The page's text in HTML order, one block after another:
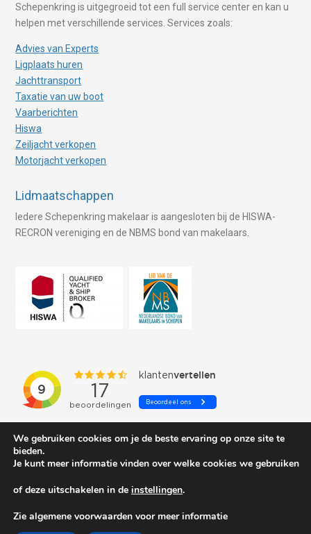
Schepenkring is uitgegroeid tot een full service center en kan u
helpen met verschillende services. Services zoals:
Advies van Experts
Ligplaats huren
Jachttransport
Taxatie van uw boot
Vaarberichten
Hiswa
Zeiljacht verkopen
Motorjacht verkopen
Lidmaatschappen
Iedere Schepenkring makelaar is aangesloten bij de HISWA-
RECRON vereniging en de NBMS bond van makelaars.
We gebruiken cookies om je de beste ervaring op onze site te
bieden.
Je kunt meer informatie vinden over welke cookies we gebruiken
of deze uitschakelen in de instellingen.
Zie algemene voorwaarden voor meer informatie